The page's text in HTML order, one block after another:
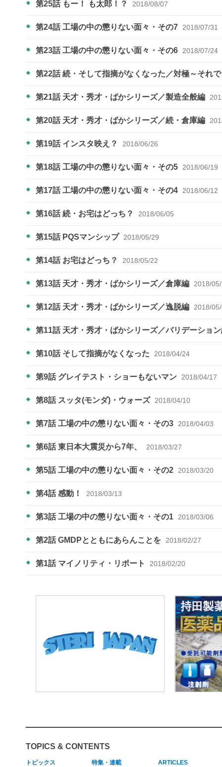
第25話 もー！ も太郎！？ 2018/08/07
第24話 工場の中の懲りない面々・その7 2018/07/31
第23話 工場の中の懲りない面々・その6 2018/07/24
第22話 続・そして指摘がなくなった／対極～それ
第21話 天才・秀才・ばかシリーズ／製造全般編
第20話 天才・秀才・ばかシリーズ／続・倉庫編
第19話 インスタ映え？ 2018/06/26
第18話 工場の中の懲りない面々・その5 2018/06/19
第17話 工場の中の懲りない面々・その4 2018/06/12
第16話 続・お宅はどっち？ 2018/06/05
第15話 PQSマンシップ 2018/05/29
第14話 お宅はどっち？ 2018/05/22
第13話 天才・秀才・ばかシリーズ／倉庫編 2018/
第12話 天才・秀才・ばかシリーズ／逸脱編 2018/
第11話 天才・秀才・ばかシリーズ／バリデーショ
第10話 そして指摘がなくなった 2018/04/24
第9話 グレイテスト・ショーもないマン 2018/04/17
第8話 スッタ(モンダ)・ウォーズ 2018/04/10
第7話 工場の中の懲りない面々・その3 2018/04/03
第6話 東日本大震災から7年、 2018/03/27
第5話 工場の中の懲りない面々・その2 2018/03/20
第4話 感動！ 2018/03/13
第3話 工場の中の懲りない面々・その1 2018/03/06
第2話 GMDPとともにあらんことを 2018/02/27
第1話 マイノリティ・リポート 2018/02/20
TOPICS & CONTENTS
トピックス 特集・連載 ARTICLES